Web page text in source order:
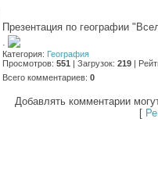
Презентация по географии
·
Категория: География
Просмотров: 551 | Загрузок: 219 |
Всего комментариев: 0
Добавлять комментарии
[